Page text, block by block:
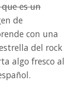
es un
de
con una
del rock
algo fresco al